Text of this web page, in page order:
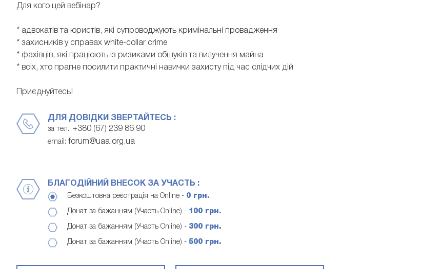
Для кого цей вебінар?
* адвокатів та юристів, які супроводжують кримінальні провадження
* захисників у справах white-collar crime
* фахівців, які працюють із ризиками обшуків та вилучення майна
* всіх, хто прагне посилити практичні навички захисту під час слідчих дій
Приєднуйтесь!
ДЛЯ ДОВІДКИ ЗВЕРТАЙТЕСЬ :
за тел.: +380 (67) 239 86 90
email: forum@uaa.org.ua
БЛАГОДІЙНИЙ ВНЕСОК ЗА УЧАСТЬ :
Безкоштовна реєстрація на Online - 0 грн.
Донат за бажанням (Участь Online) - 100 грн.
Донат за бажанням (Участь Online) - 300 грн.
Донат за бажанням (Участь Online) - 500 грн.